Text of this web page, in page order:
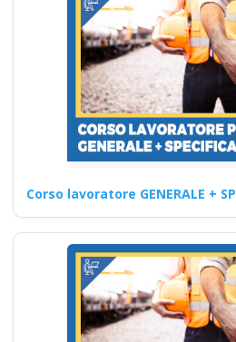
Corso sul Rischio
prevenzione e
sono i requisiti
Continua
Quali sono
guida
corsi per
2025?
Corso lavoratore GENERALE +